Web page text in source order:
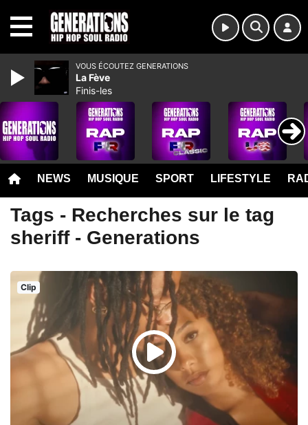
NEWS MUSIQUE SPORT LIFESTYLE
Tags - Recherches sur le tag
sheriff - Generations
Clip
VOUS ÉCOUTEZ GENERATIONS
La Fève
Finis-les